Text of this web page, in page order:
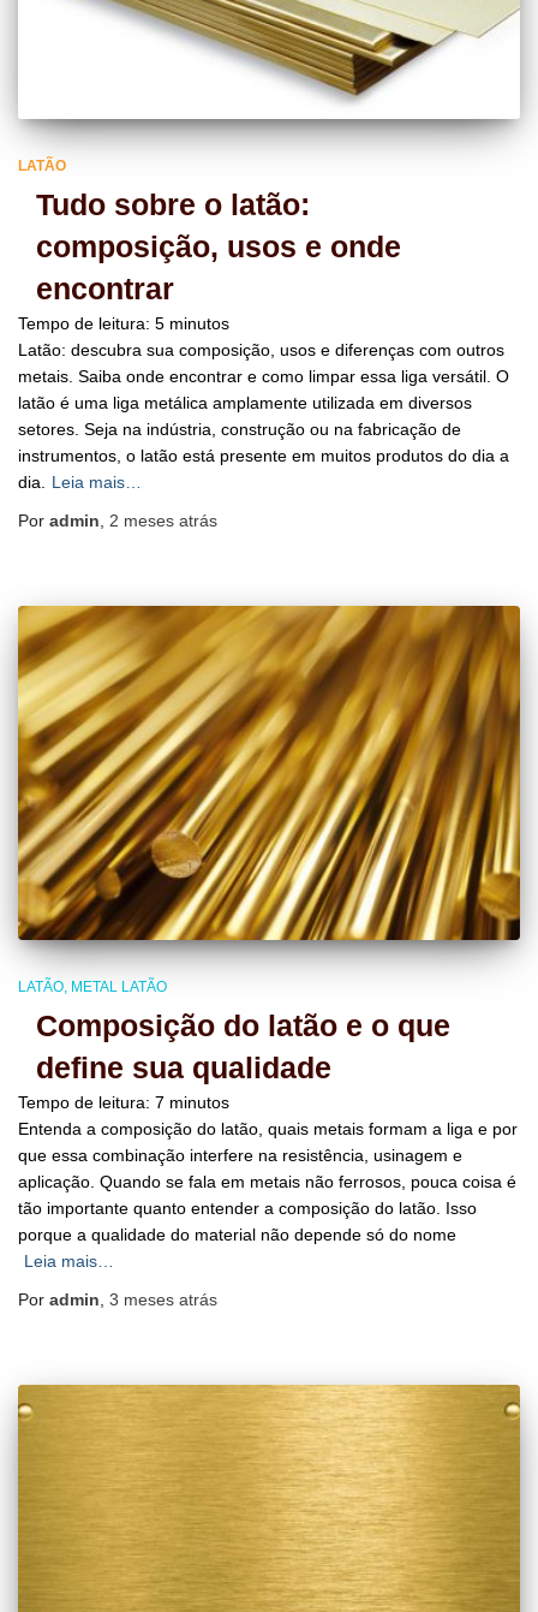
LATÃO
Tudo sobre o latão:
composição, usos e onde
encontrar
Tempo de leitura: 5 minutos
Latão: descubra sua composição, usos e diferenças com outros
metais. Saiba onde encontrar e como limpar essa liga versátil. O
latão é uma liga metálica amplamente utilizada em diversos
setores. Seja na indústria, construção ou na fabricação de
instrumentos, o latão está presente em muitos produtos do dia a
dia.
Leia mais…
Por admin 2 meses atrás
LATÃO METAL LATÃO
Composição do latão e o que
define sua qualidade
Tempo de leitura: 7 minutos
Entenda a composição do latão, quais metais formam a liga e por
que essa combinação interfere na resistência, usinagem e
aplicação. Quando se fala em metais não ferrosos, pouca coisa é
tão importante quanto entender a composição do latão. Isso
porque a qualidade do material não depende só do nome
Leia mais…
Por admin, 3 meses atrás